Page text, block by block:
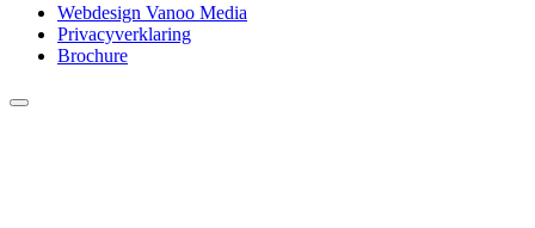
Webdesign Vanoo Media
Privacyverklaring
Brochure